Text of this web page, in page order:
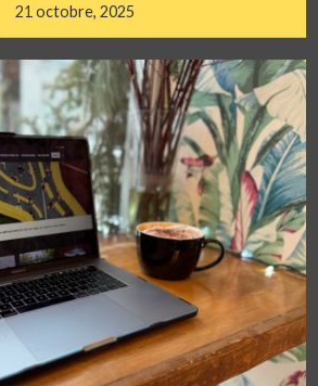
21 octobre, 2025